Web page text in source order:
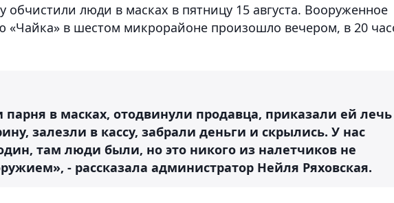
обчистили люди в масках в пятницу 15 августа. Вооруженное
«Чайка» в шестом микрорайоне произошло вечером, в 20
в масках, отодвинули продавца, приказали ей лечь
залезли в кассу, забрали деньги и скрылись. У нас
там люди были, но это никого из налетчиков не
- рассказала администратор Нейля Ряховская.